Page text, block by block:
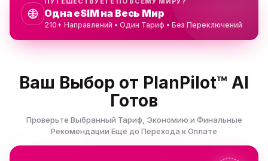
Одна eSIM на Весь Мир
210+ Направлений • Один Тариф • Без Переключений
Ваш Выбор от PlanPilot™ AI
Готов
Проверьте Выбранный Тариф, Экономию и Финальные
Рекомендации Ещё до Перехода к Оплате